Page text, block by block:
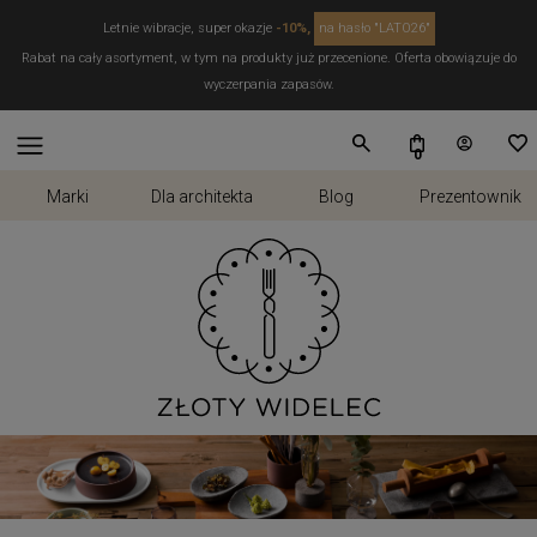
Letnie wibracje, super okazje -10%,
na hasło "LATO26"
Rabat na cały asortyment, w tym na produkty już przecenione. Oferta obowiązuje do
wyczerpania zapasów.
Marki Dla architekta Blog Prezentownik